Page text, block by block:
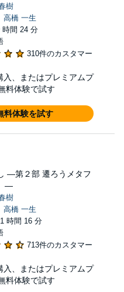
樹
高橋 一生
時間 24 分
310件のカスタマー
入、またはプレミアムプ
料体験で試す
料体験を試す
―第２部 遷ろうメタフ
―
樹
高橋 一生
時間 16 分
713件のカスタマー
入、またはプレミアムプ
料体験で試す